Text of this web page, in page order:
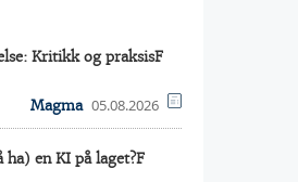
Kritikk og praksisF
Magma 05.08.2026
en KI på laget?F